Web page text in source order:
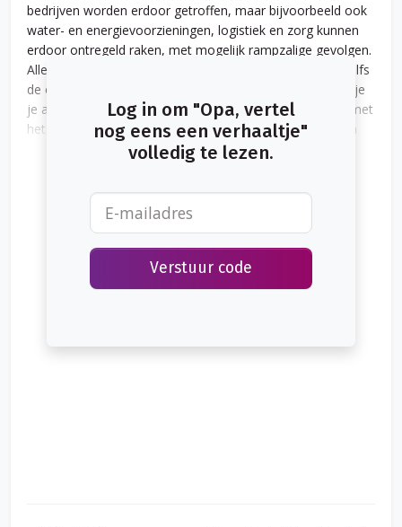
bedrijven worden erdoor getroffen, maar bijvoorbeeld ook
water- en energievoorzieningen, logistiek en zorg kunnen
erdoor ontregeld raken, met mogelijk rampzalige gevolgen.
Alles wat met het internet verbonden is, is kwetsbaar. Zelfs
de omvormers van zonnepaneelinstallaties. Soms moet je
je afvragen waarom bepaalde apparatuur verbonden is met
het internet. Onlangs kocht ik een wasmachine die je kan
bedienen met een app. Persoonlijk vind ik dat een onzinnige
toepassing. Je moet de was nog steeds handmatig in en uit
de machine laden.
Log in om "Opa, vertel
nog eens een verhaaltje"
volledig te lezen.
Verstuur code